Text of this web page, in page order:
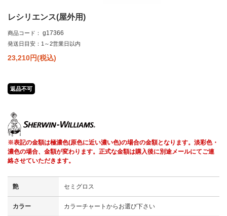
レシリエンス(屋外用)
商品コード： g17366
発送日目安：1～2営業日以内
23,210円(税込)
返品不可
※表記の金額は極濃色(原色に近い濃い色)の場合の金額となります。淡彩色・
濃色の場合、金額が変わります。正式な金額は購入後に別途メールにてご連
絡させていただきます。
艶 セミグロス
カラー カラーチャートからお選び下さい